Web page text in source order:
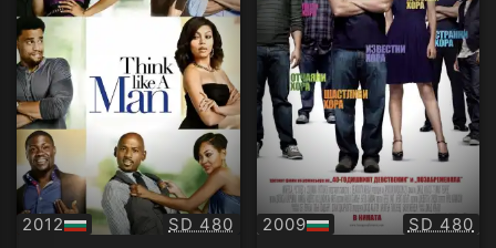
2012
БГ
Качество:
SD 480 2009
БГ
SD 480